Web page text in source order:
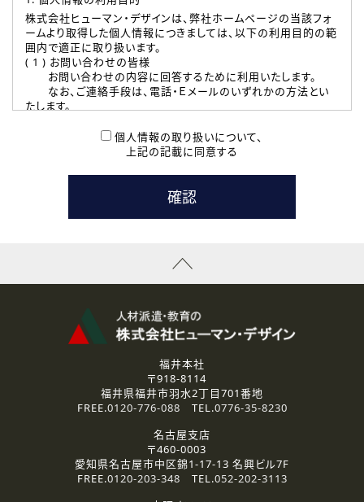
株式会社ヒューマン・デザインは、弊社ホームページの当該フォ
ームより取得した個人情報につきましては、以下の利用目的の範
囲内で適正に取り扱います。
( 1 ) お問い合わせの皆様
お問い合わせの内容に回答するために利用いたします。
なお、ご連絡手段は、電話・Ｅメールのいずれかの方法とい
たします。
本登録に関するご連絡および本登録時の参考情報として利
たします。
( 3 ) スタッフ派遣を検討されている企業の皆様
お問い合わせの内容に回答するために利用いたします。
なお、ご連絡手段は、電話・Ｅメールのいずれかの方法とい
資料送付、受講相談に関するご連絡のために利用いたしま
その他、お問い合わせの内容に回答するために利用いたし
なお、ご連絡手段は、電話・Ｅメールのいずれかの方法とい
2.個人情報の第三者提供
ご提供いただいた個人情報は、法令等の規定に従う場合を除き、
3.個人情報の取り扱いの委託
弊社の定める個人情報保護の評価基準を満たした委託先に、個
人情報を委託する場合があります。
個人情報の取り扱いについて、
上記の記載に同意する
福井本社
〒918-8114
福井県福井市羽水2丁目701番地
FREE.0120-776-088 TEL.0776-35-8230
名古屋支店
〒460-0003
愛知県名古屋市中区錦1-17-13 名興ビル7F
FREE.0120-203-348 TEL.052-202-3113